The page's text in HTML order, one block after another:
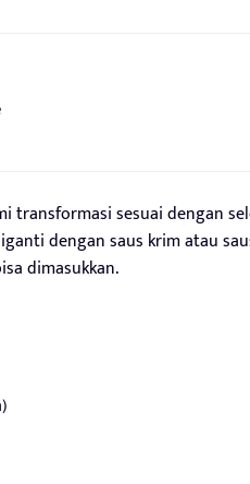
transformasi sesuai dengan
dengan saus krim atau
dimasukkan.